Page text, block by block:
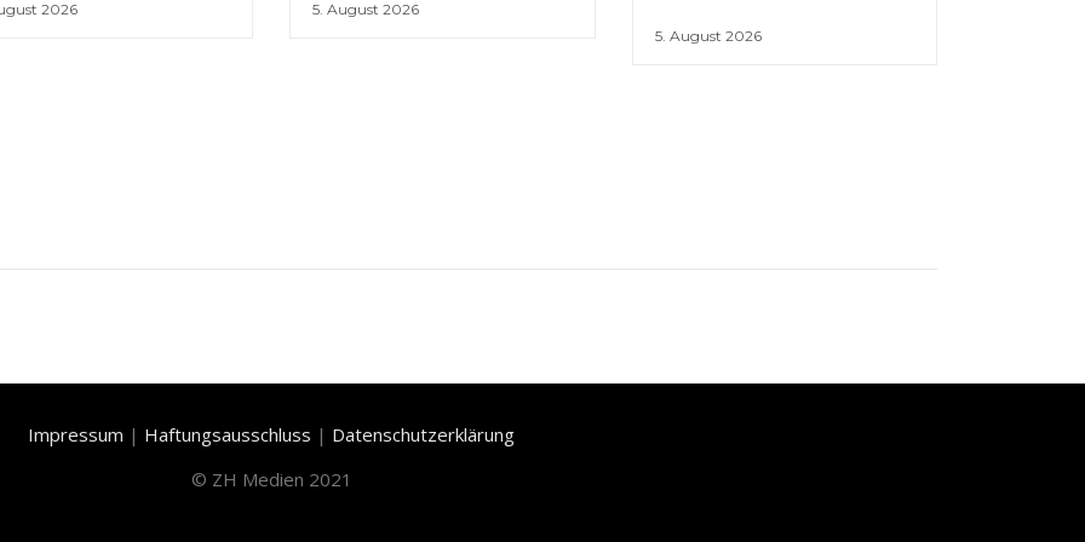
2026
5. August 2026
5. August 2026
Impressum | Haftungsausschluss | Datenschutzerklärung
© ZH Medien 2021